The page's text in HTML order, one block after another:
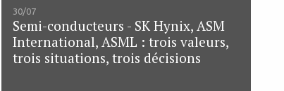
30/07
Semi-conducteurs - SK Hynix, ASM
International, ASML : trois valeurs,
trois situations, trois décisions